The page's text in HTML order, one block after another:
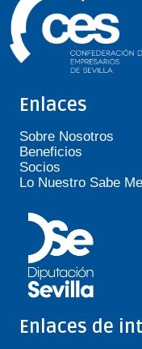
Enlaces
Sobre Nosotros
Beneficios
Socios
Lo Nuestro Sabe
Enlaces de